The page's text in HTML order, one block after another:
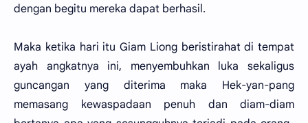
dengan begitu mereka dapat berhasil.
Maka ketika hari itu Giam Liong beristirahat di tempat
ayah angkatnya ini, menyembuhkan luka sekaligus
guncangan yang diterima maka Hek-yan-pang
memasang kewaspadaan penuh dan diam-diam